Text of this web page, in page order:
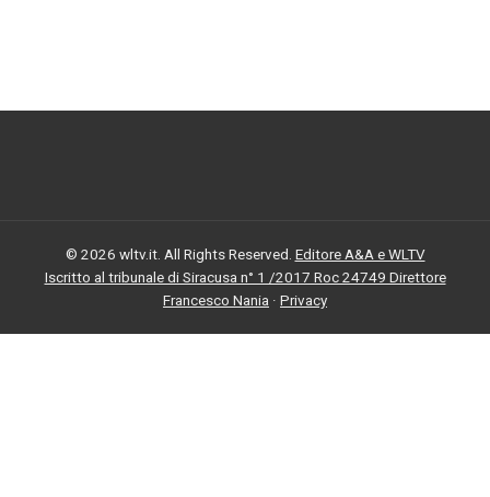
© 2026 wltv.it. All Rights Reserved. Editore A&A e WLTV
Iscritto al tribunale di Siracusa n° 1 /2017 Roc 24749 Direttore
Francesco Nania · Privacy